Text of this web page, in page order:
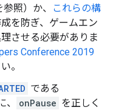
参照）か、
これらの構
を防ぎ、ゲームエン
させる必要がありま
Conference 2019
。
である
onPause を正しく